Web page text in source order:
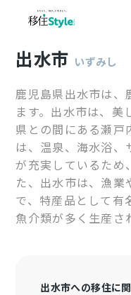
出水市 いずみし
鹿児島県出水市は、
ます。出水市は、美
県との間にある瀬戸
は、温泉、海水浴、
が充実しているため
た、出水市は、漁業
で、特産品として有
魚介類が多く生産さ
出水市への移住に